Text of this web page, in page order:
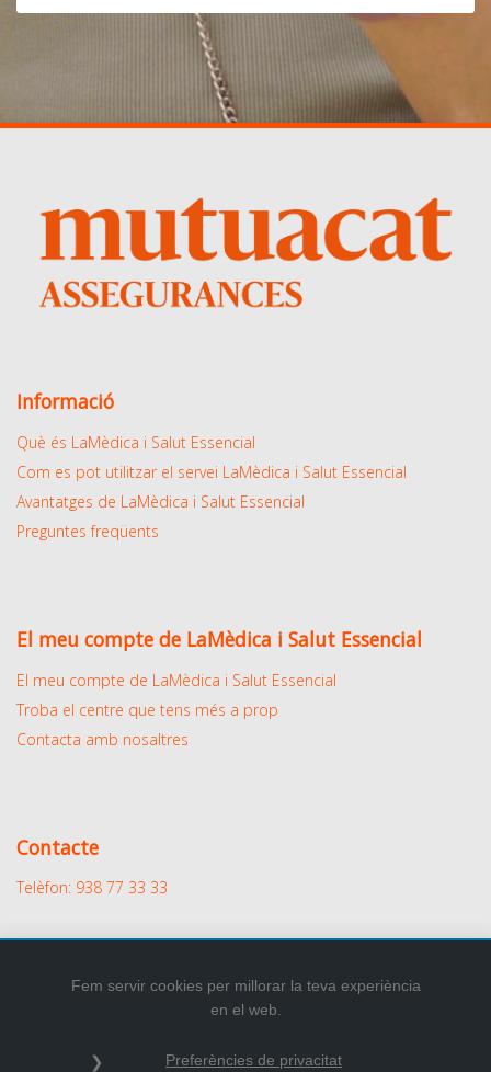
Informació
Què és LaMèdica i Salut Essencial
Com es pot utilitzar el servei LaMèdica i Salut Essencial
Avantatges de LaMèdica i Salut Essencial
Preguntes freqüents
El meu compte de LaMèdica i Salut Essencial
El meu compte de LaMèdica i Salut Essencial
Troba el centre que tens més a prop
Contacta amb nosaltres
Contacte
Telèfon: 938 77 33 33
© Tots els drets reservats.
Fem servir cookies per millorar la teva experiència
en el web.
Preferències de privacitat